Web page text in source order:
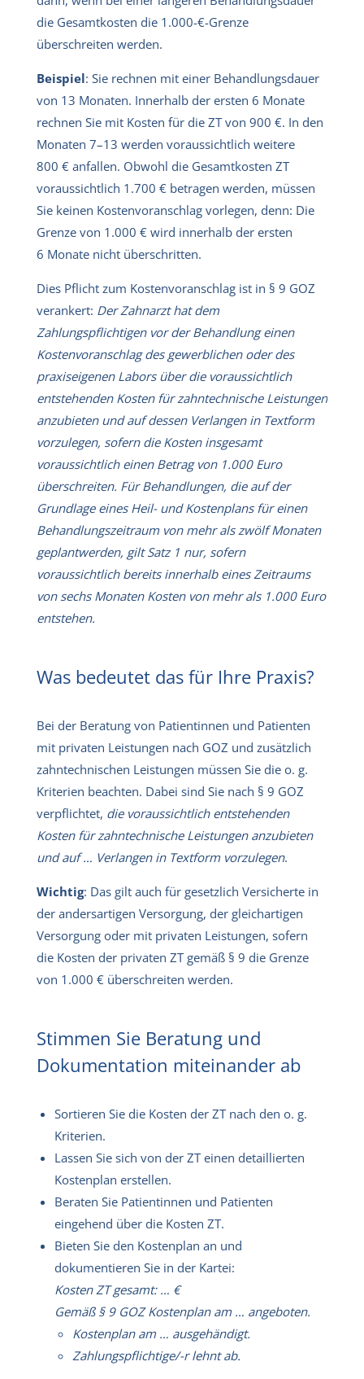
die Gesamtkosten die 1.000-€-Grenze
überschreiten werden.
Beispiel: Sie rechnen mit einer Behandlungsdauer
von 13 Monaten. Innerhalb der ersten 6 Monate
rechnen Sie mit Kosten für die ZT von 900 €. In den
Monaten 7–13 werden voraussichtlich weitere
800 € anfallen. Obwohl die Gesamtkosten ZT
voraussichtlich 1.700 € betragen werden, müssen
Sie keinen Kostenvoranschlag vorlegen, denn: Die
Grenze von 1.000 € wird innerhalb der ersten
6 Monate nicht überschritten.
Dies Pflicht zum Kostenvoranschlag ist in § 9 GOZ
verankert: Der Zahnarzt hat dem
Zahlungspflichtigen vor der Behandlung einen
Kostenvoranschlag des gewerblichen oder des
praxiseigenen Labors über die voraussichtlich
entstehenden Kosten für zahntechnische Leistungen
anzubieten und auf dessen Verlangen in Textform
vorzulegen, sofern die Kosten insgesamt
voraussichtlich einen Betrag von 1.000 Euro
überschreiten. Für Behandlungen, die auf der
Grundlage eines Heil- und Kostenplans für einen
Behandlungszeitraum von mehr als zwölf Monaten
geplantwerden, gilt Satz 1 nur, sofern
voraussichtlich bereits innerhalb eines Zeitraums
von sechs Monaten Kosten von mehr als 1.000 Euro
entstehen.
Was bedeutet das für Ihre Praxis?
Bei der Beratung von Patientinnen und Patienten
mit privaten Leistungen nach GOZ und zusätzlich
zahntechnischen Leistungen müssen Sie die o. g.
Kriterien beachten. Dabei sind Sie nach § 9 GOZ
verpflichtet, die voraussichtlich entstehenden
Kosten für zahntechnische Leistungen anzubieten
und auf … Verlangen in Textform vorzulegen.
Wichtig: Das gilt auch für gesetzlich Versicherte in
der andersartigen Versorgung, der gleichartigen
Versorgung oder mit privaten Leistungen, sofern
die Kosten der privaten ZT gemäß § 9 die Grenze
von 1.000 € überschreiten werden.
Stimmen Sie Beratung und
Dokumentation miteinander ab
Sortieren Sie die Kosten der ZT nach den o. g.
Kriterien.
Lassen Sie sich von der ZT einen detaillierten
Kostenplan erstellen.
Beraten Sie Patientinnen und Patienten
eingehend über die Kosten ZT.
Bieten Sie den Kostenplan an und
dokumentieren Sie in der Kartei:
Kosten ZT gesamt: … €
Gemäß § 9 GOZ Kostenplan am … angeboten.
Kostenplan am … ausgehändigt.
Zahlungspflichtige/-r lehnt ab.